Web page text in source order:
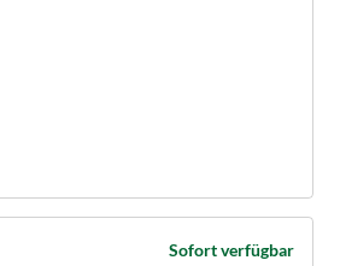
Sofort verfügbar